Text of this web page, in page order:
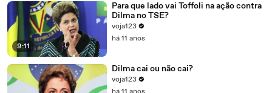
9:11
Para que lado vai Toffoli na ação contra
Dilma no TSE?
voja123
há 11 anos
Dilma cai ou não cai?
voja123